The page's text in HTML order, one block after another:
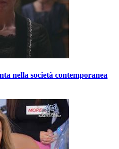
nella società contemporanea